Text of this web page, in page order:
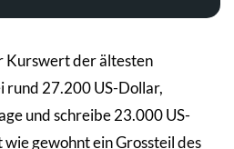
Kurswert der ältesten
rund 27.200 US-Dollar,
und schreibe 23.000 US-
gewohnt ein Grossteil des